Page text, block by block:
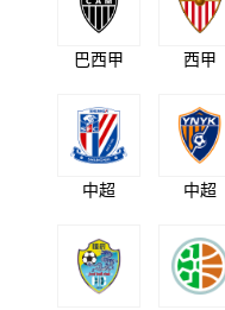
巴西甲 西甲
中超 中超